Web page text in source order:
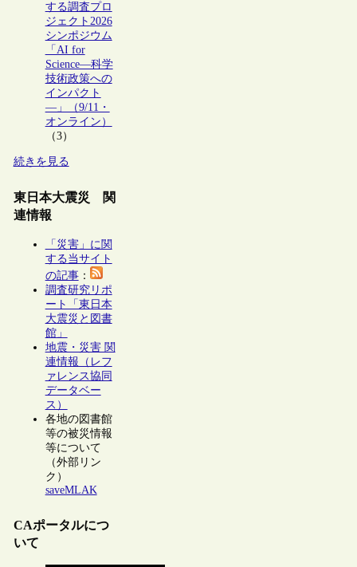
する調査プロ
ジェクト2026
シンポジウム
「AI for
Science―科学
技術政策への
インパクト
―」（9/11・
オンライン）
（3）
続きを見る
東日本大震災 関
連情報
「災害」に関
する当サイト
の記事：
調査研究リポ
ート「東日本
大震災と図書
館」
地震・災害 関
連情報（レフ
ァレンス協同
データベー
ス）
各地の図書館
等の被災情報
等について
（外部リン
ク）
saveMLAK
CAポータルにつ
いて